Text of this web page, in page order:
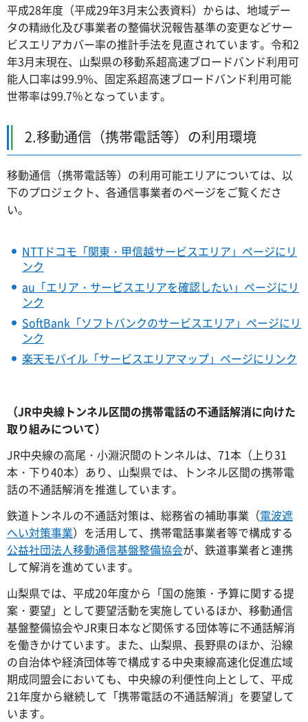
平成28年度（平成29年3月末公表資料）からは、地域デー
タの精緻化及び事業者の整備状況報告基準の変更などサー
ビスエリアカバー率の推計手法を見直されています。令和2
年3月末現在、山梨県の移動系超高速ブロードバンド利用可
能人口率は99.9%、固定系超高速ブロードバンド利用可能
世帯率は99.7％となっています。
2.移動通信（携帯電話等）の利用環境
移動通信（携帯電話等）の利用可能エリアについては、以
下のプロジェクト、各通信事業者のページをご覧くださ
い。
NTTドコモ「関東・甲信越サービスエリア」ページにリ
ンク
au「エリア・サービスエリアを確認したい」ページにリ
ンク
SoftBank「ソフトバンクのサービスエリア」ページにリ
ンク
楽天モバイル「サービスエリアマップ」ページにリンク
（JR中央線トンネル区間の携帯電話の不通話解消に向けた
取り組みについて）
JR中央線の高尾・小淵沢間のトンネルは、71本（上り31
本・下り40本）あり、山梨県では、トンネル区間の携帯電
話の不通話解消を推進しています。
鉄道トンネルの不通話対策は、総務省の補助事業（電波遮
へい対策事業）を活用して、携帯電話事業者等で構成する
公益社団法人移動通信基盤整備協会が、鉄道事業者と連携
して解消を進めています。
山梨県では、平成20年度から「国の施策・予算に関する提
案・要望」として要望活動を実施しているほか、移動通信
基盤整備協会やJR東日本など関係する団体等に不通話解消
を働きかけています。また、山梨県、長野県のほか、沿線
の自治体や経済団体等で構成する中央東線高速化促進広域
期成同盟会においても、中央線の利便性向上として、平成
21年度から継続して「携帯電話の不通話解消」を要望して
います。